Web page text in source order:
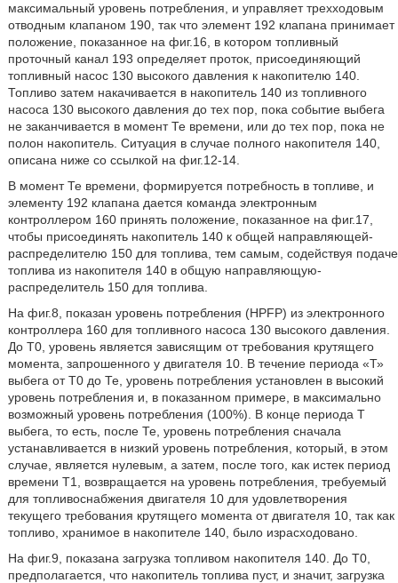
максимальный уровень потребления, и управляет трехходовым
отводным клапаном 190, так что элемент 192 клапана принимает
положение, показанное на фиг.16, в котором топливный
проточный канал 193 определяет проток, присоединяющий
топливный насос 130 высокого давления к накопителю 140.
Топливо затем накачивается в накопитель 140 из топливного
насоса 130 высокого давления до тех пор, пока событие выбега
не заканчивается в момент Те времени, или до тех пор, пока не
полон накопитель. Ситуация в случае полного накопителя 140,
описана ниже со ссылкой на фиг.12-14.
В момент Те времени, формируется потребность в топливе, и
элементу 192 клапана дается команда электронным
контроллером 160 принять положение, показанное на фиг.17,
чтобы присоединять накопитель 140 к общей направляющей-
распределителю 150 для топлива, тем самым, содействуя подаче
топлива из накопителя 140 в общую направляющую-
распределитель 150 для топлива.
На фиг.8, показан уровень потребления (HPFP) из электронного
контроллера 160 для топливного насоса 130 высокого давления.
До Т0, уровень является зависящим от требования крутящего
момента, запрошенного у двигателя 10. В течение периода «Т»
выбега от Т0 до Те, уровень потребления установлен в высокий
уровень потребления и, в показанном примере, в максимально
возможный уровень потребления (100%). В конце периода Т
выбега, то есть, после Те, уровень потребления сначала
устанавливается в низкий уровень потребления, который, в этом
случае, является нулевым, а затем, после того, как истек период
времени Т1, возвращается на уровень потребления, требуемый
для топливоснабжения двигателя 10 для удовлетворения
текущего требования крутящего момента от двигателя 10, так как
топливо, хранимое в накопителе 140, было израсходовано.
На фиг.9, показана загрузка топливом накопителя 140. До Т0,
предполагается, что накопитель топлива пуст, и значит, загрузка